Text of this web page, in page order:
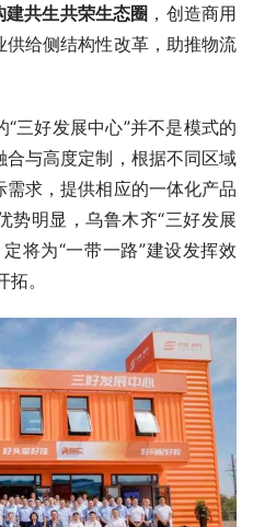
建共生共荣生态圈 ，创造商用
给侧结构性改革，助推物流
三好发展中心”并不是模式的
与高度定制，根据不同区域
求，提供相应的一体化产品
势明显，乌鲁木齐“三好发展
将为“一带一路”建设发挥效
。